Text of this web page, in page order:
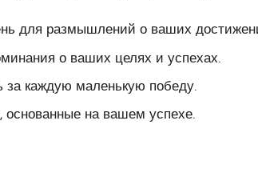
для размышлений о ваших
о ваших целях и успехах.
за каждую маленькую победу.
на вашем успехе.